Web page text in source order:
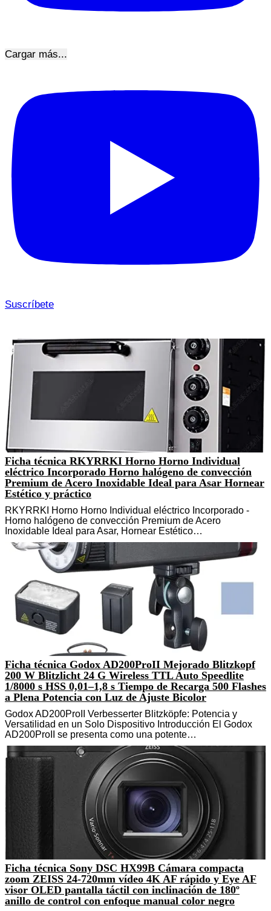
Cargar más...
Suscríbete
Ficha técnica RKYRRKI Horno Horno Individual
eléctrico Incorporado Horno halógeno de convección
Premium de Acero Inoxidable Ideal para Asar Hornear
Estético y práctico
RKYRRKI Horno Horno Individual eléctrico Incorporado -
Horno halógeno de convección Premium de Acero
Inoxidable Ideal para Asar, Hornear Estético…
Ficha técnica Godox AD200ProII Mejorado Blitzkopf
200 W Blitzlicht 24 G Wireless TTL Auto Speedlite
1/8000 s HSS 0,01–1,8 s Tiempo de Recarga 500 Flashes
a Plena Potencia con Luz de Ajuste Bicolor
Godox AD200ProII Verbesserter Blitzköpfe: Potencia y
Versatilidad en un Solo Dispositivo Introducción El Godox
AD200ProII se presenta como una potente…
Ficha técnica Sony DSC HX99B Cámara compacta
zoom ZEISS 24-720mm vídeo 4K AF rápido y Eye AF
visor OLED pantalla táctil con inclinación de 180º
anillo de control con enfoque manual color negro